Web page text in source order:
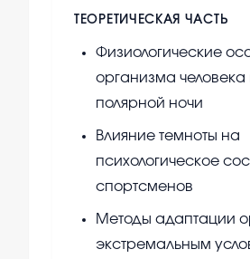
ТЕОРЕТИЧЕСКАЯ ЧАСТЬ
Физиологические
организма человека
полярной ночи
Влияние темноты на
психологическое
спортсменов
Методы адаптации
экстремальным